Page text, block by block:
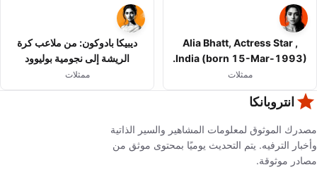
Alia Bhatt, Actress Star ,
India (born 15-Mar-1993).
ممثلات
ديبيكا بادوكون: من ملاعب كرة
الريشة إلى نجومية بوليوود
ممثلات
انتروبانكا
مصدرك الموثوق لمعلومات المشاهير والسير الذاتية
وأخبار الترفيه. يتم التحديث يوميًا بمحتوى موثق من
مصادر موثوقة.